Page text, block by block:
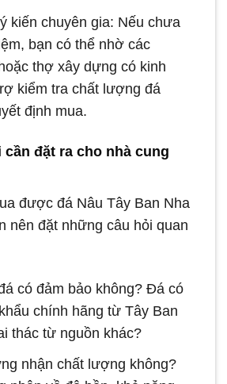
kiến chuyên gia: Nếu chưa
bạn có thể nhờ các
thợ xây dựng có kinh
kiểm tra chất lượng đá
định mua.
cần đặt ra cho nhà cung
được đá Nâu Tây Ban Nha
nên đặt những câu hỏi quan
có đảm bảo không? Đá có
chính hãng từ Tây Ban
thác từ nguồn khác?
nhận chất lượng không?